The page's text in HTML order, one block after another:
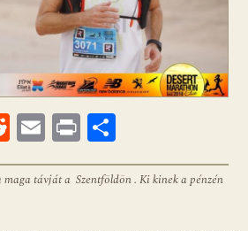
R
e
d
E
m
ai
Pr
in
t
ss
za
távját a Szentföldön . Ki kinek a pénzén